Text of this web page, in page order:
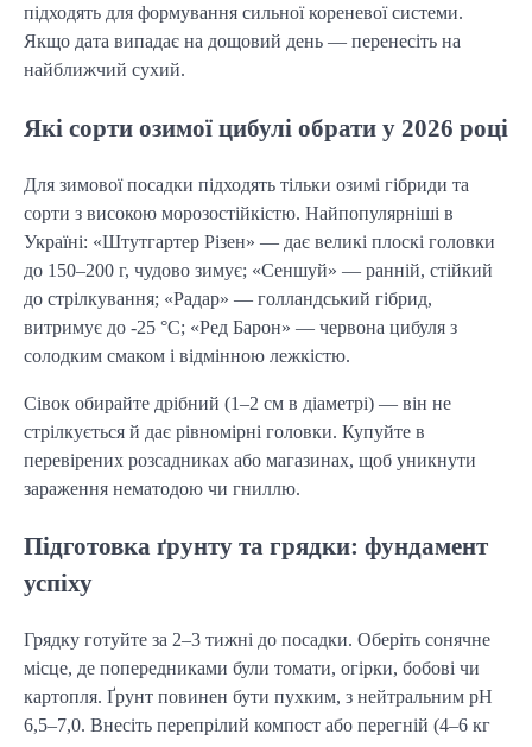
підходять для формування сильної кореневої системи.
Якщо дата випадає на дощовий день — перенесіть на
найближчий сухий.
Які сорти озимої цибулі обрати у 2026 році
Для зимової посадки підходять тільки озимі гібриди та
сорти з високою морозостійкістю. Найпопулярніші в
Україні: «Штутгартер Різен» — дає великі плоскі головки
до 150–200 г, чудово зимує; «Сеншуй» — ранній, стійкий
до стрілкування; «Радар» — голландський гібрид,
витримує до -25 °C; «Ред Барон» — червона цибуля з
солодким смаком і відмінною лежкістю.
Сівок обирайте дрібний (1–2 см в діаметрі) — він не
стрілкується й дає рівномірні головки. Купуйте в
перевірених розсадниках або магазинах, щоб уникнути
зараження нематодою чи гниллю.
Підготовка ґрунту та грядки: фундамент
успіху
Грядку готуйте за 2–3 тижні до посадки. Оберіть сонячне
місце, де попередниками були томати, огірки, бобові чи
картопля. Ґрунт повинен бути пухким, з нейтральним pH
6,5–7,0. Внесіть перепрілий компост або перегній (4–6 кг